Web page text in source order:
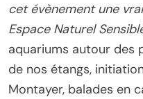
cet évènement une
Espace Naturel
aquariums autour des
de nos étangs,
Montayer, balades en